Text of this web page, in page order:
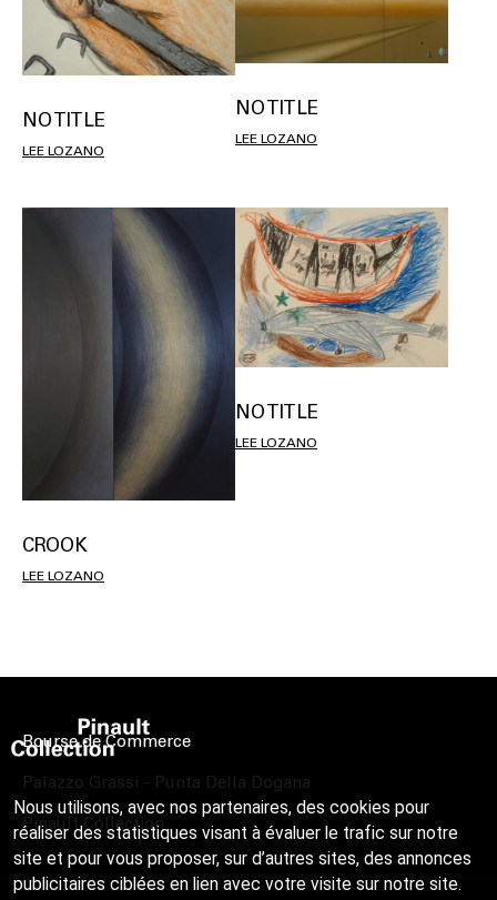
NO TITLE
LEE LOZANO
NO TITLE
LEE LOZANO
CROOK
LEE LOZANO
NO TITLE
LEE LOZANO
Bourse de Commerce
Palazzo Grassi - Punta Della Dogana
Pinault Collection
Nous utilisons, avec nos partenaires, des cookies pour
réaliser des statistiques visant à évaluer le trafic sur notre
site et pour vous proposer, sur d’autres sites, des annonces
publicitaires ciblées en lien avec votre visite sur notre site.